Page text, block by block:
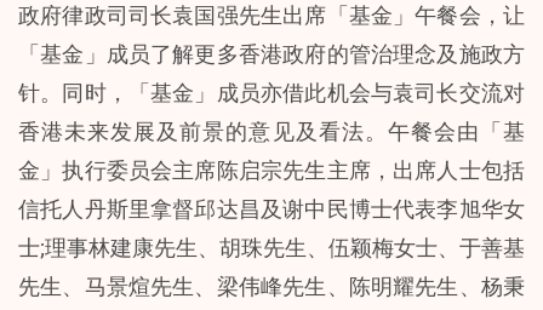
政府律政司司长袁国强先生出席「基金」午餐会，让
「基金」成员了解更多香港政府的管治理念及施政方
针。同时，「基金」成员亦借此机会与袁司长交流对
香港未来发展及前景的意见及看法。午餐会由「基
金」执行委员会主席陈启宗先生主席，出席人士包括
信托人丹斯里拿督邱达昌及谢中民博士代表李旭华女
士;理事林建康先生、胡珠先生、伍颖梅女士、于善基
先生、马景煊先生、梁伟峰先生、陈明耀先生、杨秉